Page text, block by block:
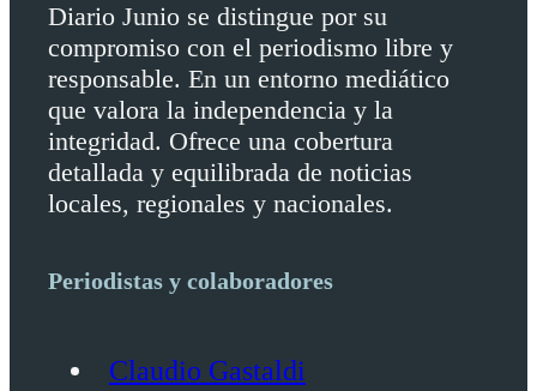
Diario Junio se distingue por su
compromiso con el periodismo libre y
responsable. En un entorno mediático
que valora la independencia y la
integridad. Ofrece una cobertura
detallada y equilibrada de noticias
locales, regionales y nacionales.
Periodistas y colaboradores
Claudio Gastaldi